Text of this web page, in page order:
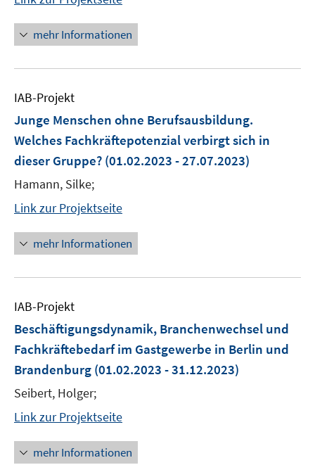
mehr Informationen
IAB-Projekt
Junge Menschen ohne Berufsausbildung.
Welches Fachkräftepotenzial verbirgt sich in
dieser Gruppe? (01.02.2023 - 27.07.2023)
Hamann, Silke;
Link zur Projektseite
mehr Informationen
IAB-Projekt
Beschäftigungsdynamik, Branchenwechsel und
Fachkräftebedarf im Gastgewerbe in Berlin und
Brandenburg (01.02.2023 - 31.12.2023)
Seibert, Holger;
Link zur Projektseite
mehr Informationen